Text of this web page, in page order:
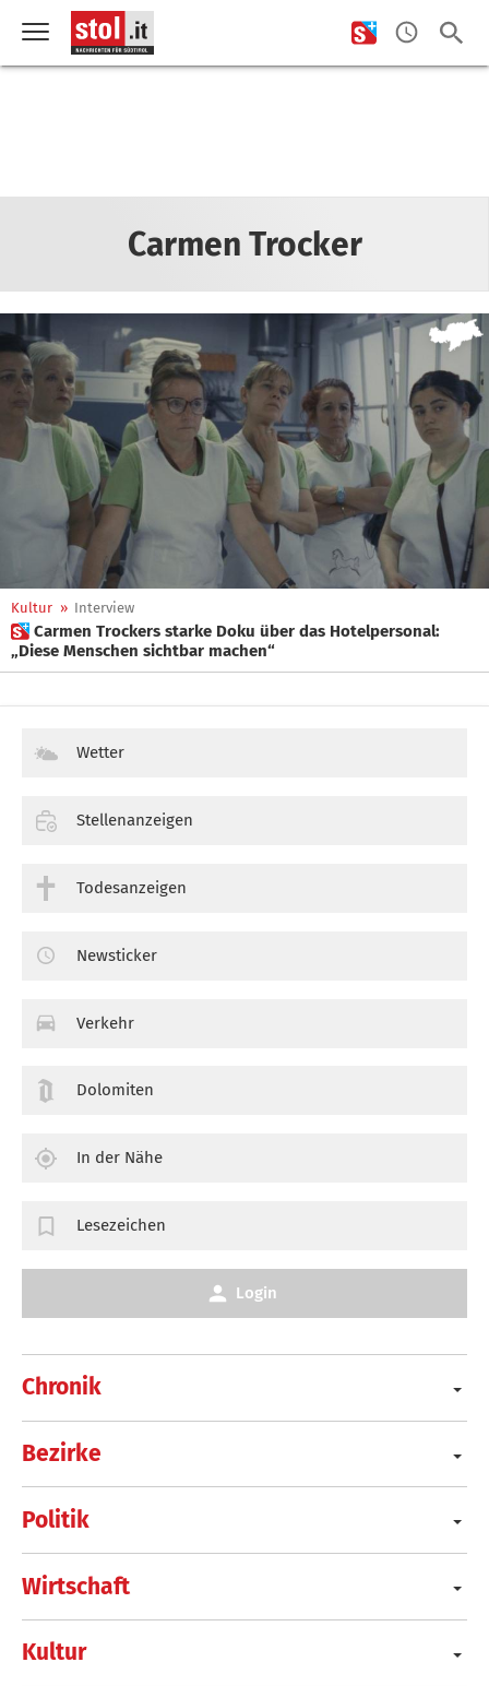
Carmen Trocker
Kultur » Interview
 Carmen Trockers starke Doku über das Hotelpersonal:
„Diese Menschen sichtbar machen“
Chronik
Bezirke
Politik
Wirtschaft
Kultur
Wetter
Stellenanzeigen
Todesanzeigen
Newsticker
Verkehr
Dolomiten
In der Nähe
Lesezeichen
Login